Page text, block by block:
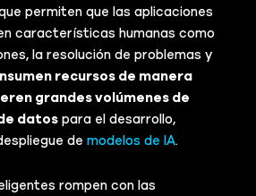
permiten que las aplicaciones
características humanas como
la resolución de problemas y
recursos de manera
grandes volúmenes de
datospara el desarrollo,
de modelos de IA.
rompen con las